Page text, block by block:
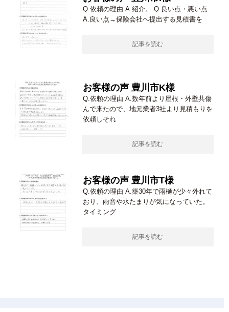
Q.依頼の理由 A.紹介。 Q.良い点・悪い点
A.良い点→保険会社へ提出する見積書を
記事を読む
お客様の声 豊川市K様
Q.依頼の理由 A.数年前より屋根・外壁共傷
んで来たので、地元業者3社より見積もりを
依頼しそれ
記事を読む
お客様の声 豊川市T様
Q.依頼の理由 A.築30年で雨樋が少々外れて
おり、雨音や水たまりが気になっていた。
タイミング
記事を読む